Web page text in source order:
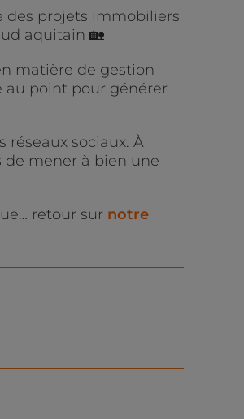
des projets immobiliers
aquitain 🏡
matière de gestion
au point pour générer
réseaux sociaux. À
de mener à bien une
retour sur notre